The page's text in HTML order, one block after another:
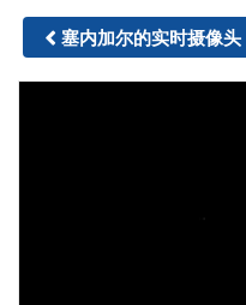
塞内加尔的实时摄像头